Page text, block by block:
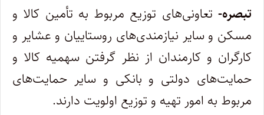
تبصره- تعاونی‌های توزیع مربوط به تأمین کالا و
مسکن و سایر نیازمندی‌های روستاییان و عشایر و
کارگران و کارمندان از نظر گرفتن سهمیه کالا و
حمایت‌های دولتی و بانکی و سایر حمایت‌های
مربوط به امور تهیه و توزیع اولویت دارند.